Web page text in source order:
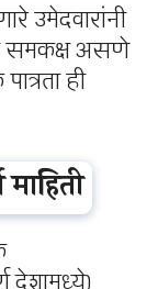
उमेदवारांनी
समकक्ष असणे
ही